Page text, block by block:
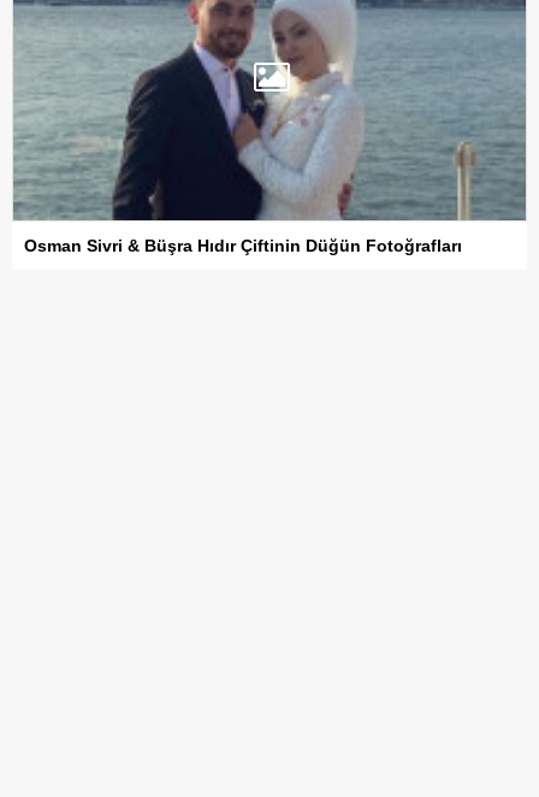
Osman Sivri & Büşra Hıdır Çiftinin Düğün Fotoğrafları